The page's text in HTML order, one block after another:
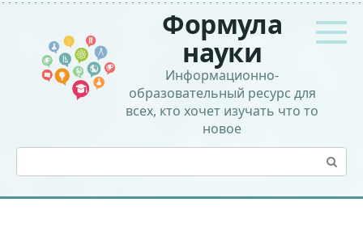
Перейти
контенту
Формула
науки
Информационно-
образовательный ресурс для
всех, кто хочет изучать что то
новое
Поиск: